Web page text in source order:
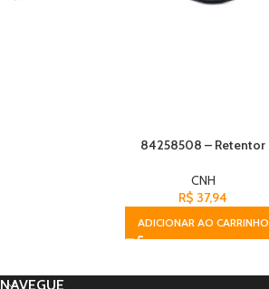
84258508 – Retentor
CNH
R$ 37,94
ADICIONAR AO CARRINHO
NAVEGUE